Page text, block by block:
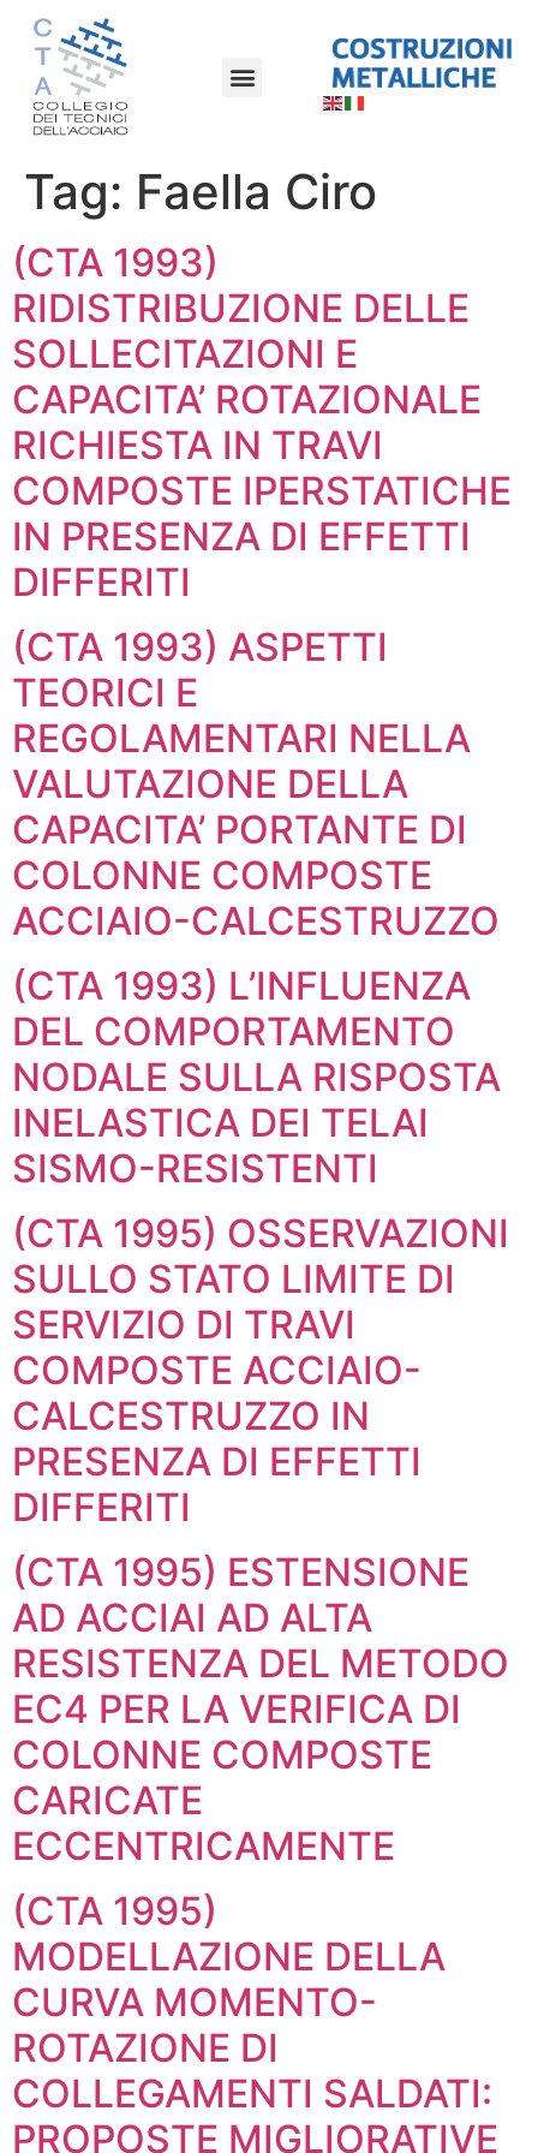
Tag: Faella Ciro
(CTA 1993)
RIDISTRIBUZIONE DELLE
SOLLECITAZIONI E
CAPACITA’ ROTAZIONALE
RICHIESTA IN TRAVI
COMPOSTE IPERSTATICHE
IN PRESENZA DI EFFETTI
DIFFERITI
(CTA 1993) ASPETTI
TEORICI E
REGOLAMENTARI NELLA
VALUTAZIONE DELLA
CAPACITA’ PORTANTE DI
COLONNE COMPOSTE
ACCIAIO-CALCESTRUZZO
(CTA 1993) L’INFLUENZA
DEL COMPORTAMENTO
NODALE SULLA RISPOSTA
INELASTICA DEI TELAI
SISMO-RESISTENTI
(CTA 1995) OSSERVAZIONI
SULLO STATO LIMITE DI
SERVIZIO DI TRAVI
COMPOSTE ACCIAIO-
CALCESTRUZZO IN
PRESENZA DI EFFETTI
DIFFERITI
(CTA 1995) ESTENSIONE
AD ACCIAI AD ALTA
RESISTENZA DEL METODO
EC4 PER LA VERIFICA DI
COLONNE COMPOSTE
CARICATE
ECCENTRICAMENTE
(CTA 1995)
MODELLAZIONE DELLA
CURVA MOMENTO-
ROTAZIONE DI
COLLEGAMENTI SALDATI:
PROPOSTE MIGLIORATIVE